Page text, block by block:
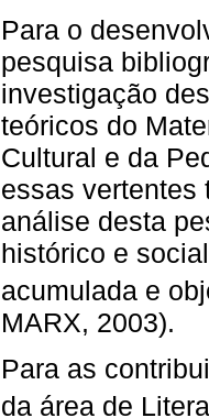
Para o
pesquisa
investigação
teóricos do
Cultural e da
essas vertentes
análise desta
histórico e
acumulada e
MARX, 2003).
Para as
da área de